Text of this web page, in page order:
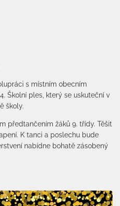
s místním obecním
Školní ples, který se uskuteční v
školy.
předtančením žáků 9. třídy. Těšit
K tanci a poslechu bude
nabídne bohatě zásobený